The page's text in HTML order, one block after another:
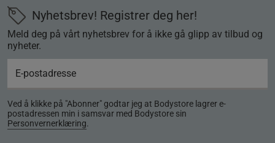
Nyhetsbrev! Registrer deg her!
Meld deg på vårt nyhetsbrev for å ikke gå glipp av tilbud og
nyheter.
Ved å klikke på "Abonner" godtar jeg at Bodystore lagrer e-
postadressen min i samsvar med Bodystore sin
Personvernerklæring.